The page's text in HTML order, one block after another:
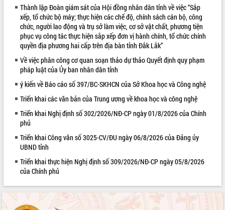
Không có file video nào để phát.
ALBUM ẢNH
LIÊN KẾT WEB
Thành lập Đoàn giám sát của Hội đồng nhân dân tỉnh về việc “Sắp
xếp, tổ chức bộ máy; thực hiện các chế độ, chính sách cán bộ, công
chức, người lao động và trụ sở làm việc, cơ sở vật chất, phương tiện
phục vụ công tác thực hiện sắp xếp đơn vị hành chính, tổ chức chính
quyền địa phương hai cấp trên địa bàn tỉnh Đắk Lắk”
Về việc phân công cơ quan soạn thảo dự thảo Quyết định quy phạm
pháp luật của Ủy ban nhân dân tỉnh
ý kiến về Báo cáo số 397/BC-SKHCN của Sở Khoa học và Công nghệ
Triển khai các văn bản của Trung ương về khoa học và công nghệ
Triển khai Nghị định số 302/2026/NĐ-CP ngày 01/8/2026 của Chính
phủ
Triển khai Công văn số 3025-CV/ĐU ngày 06/8/2026 của Đảng ủy
UBND tỉnh
Triển khai thực hiện Nghị định số 309/2026/NĐ-CP ngày 05/8/2026
của Chính phủ